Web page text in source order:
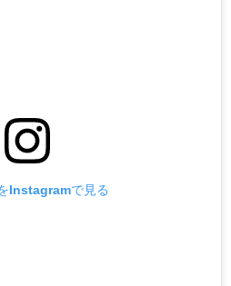
Instagramで見る